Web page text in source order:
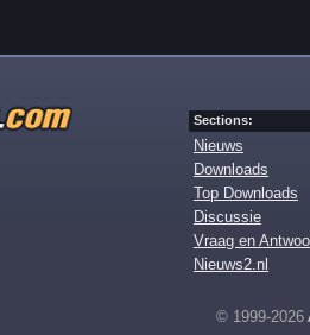
Sections:
Nieuws
Downloads
Top Downloads
Discussie
Vraag en
Nieuws2.nl
© 1999-2026